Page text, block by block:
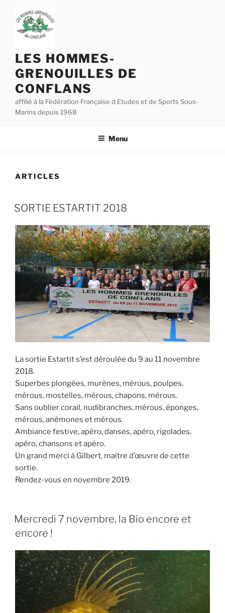
contenu
principal
LES HOMMES-
GRENOUILLES DE
CONFLANS
affilié à la Fédération Française d Etudes et de Sports Sous-
Marins depuis 1968
Menu
ARTICLES
SORTIE ESTARTIT 2018
La sortie Estartit s’est déroulée du 9 au 11 novembre
2018.
Superbes plongées, murènes, mérous, poulpes,
mérous, mostelles, mérous, chapons, mérous.
Sans oublier corail, nudibranches, mérous, éponges,
mérous, anémones et mérous.
Ambiance festive, apéro, danses, apéro, rigolades,
apéro, chansons et apéro.
Un grand merci à Gilbert, maître d’œuvre de cette
sortie.
Rendez-vous en novembre 2019.
Mercredi 7 novembre, la Bio encore et
encore !